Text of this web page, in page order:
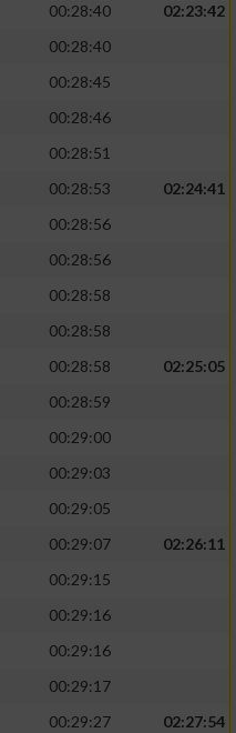
00:28:40
02:23:42
00:28:40
00:28:45
00:28:46
00:28:51
00:28:53
02:24:41
00:28:56
00:28:56
00:28:58
00:28:58
00:28:58
02:25:05
00:28:59
00:29:00
00:29:03
00:29:05
00:29:07
02:26:11
00:29:15
00:29:16
00:29:16
00:29:17
00:29:27
02:27:54